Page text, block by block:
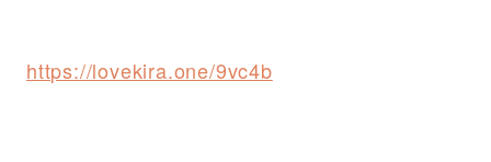
https://lovekira.one/9vc4b